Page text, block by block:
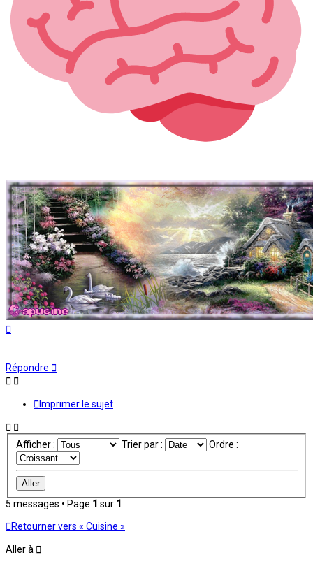
Répondre
Imprimer le sujet
Afficher : Trier par : Ordre :
5 messages • Page 1 sur 1
Retourner vers « Cuisine »
Aller à